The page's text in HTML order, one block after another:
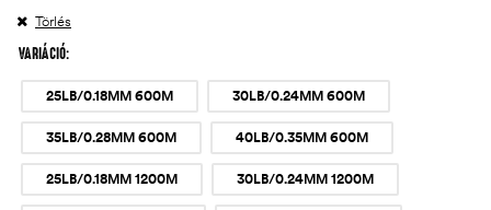
VARIÁCIÓ
25LB/0.18MM 600M 30LB/0.24MM 600M
35LB/0.28MM 600M 40LB/0.35MM 600M
25LB/0.18MM 1200M 30LB/0.24MM 1200M
Törlés